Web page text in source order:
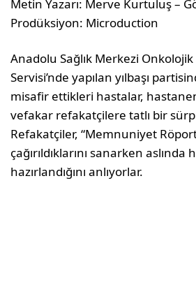
Metin Yazarı: Merve Kurtuluş –
Prodüksiyon: Microduction
Anadolu Sağlık Merkezi
Servisi’nde yapılan yılbaşı
misafir ettikleri hastalar,
vefakar refakatçilere tatlı bir
Refakatçiler, “Memnuniyet
çağırıldıklarını sanarken
hazırlandığını anlıyorlar.